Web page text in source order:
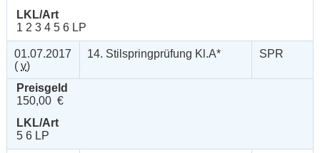
LKL/Art
1 2 3 4 5 6 LP
01.07.2017
( v)
14. Stilspringprüfung Kl.A* SPR
Preisgeld
150,00 €
LKL/Art
5 6 LP